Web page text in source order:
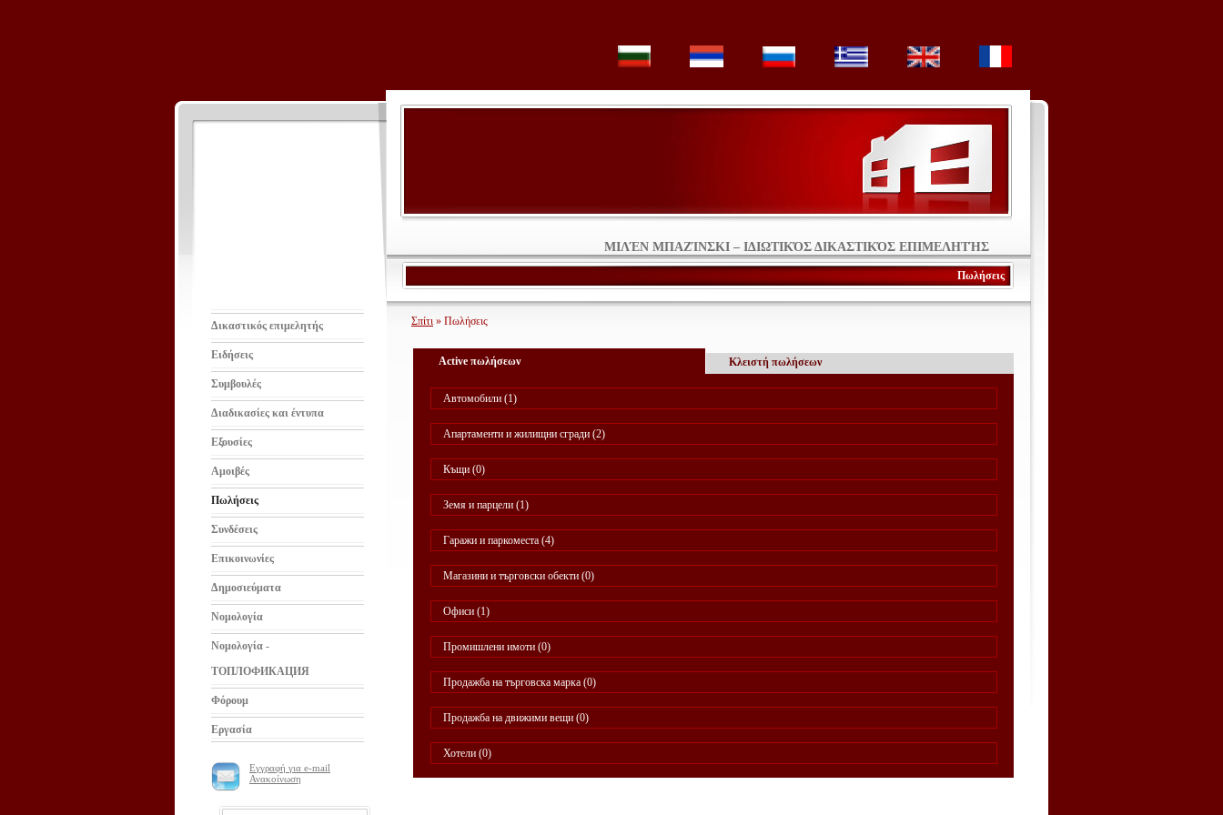
ΜΙΛΈΝ ΜΠΑΖΊΝΣΚΙ – ΙΔΙΩΤΙΚΌΣ ΔΙΚΑΣΤΙΚΌΣ ΕΠΙΜΕΛΗΤΉΣ
Δικαστικός επιμελητής
Ειδήσεις
Συμβουλές
Διαδικασίες και έντυπα
Εξουσίες
Αμοιβές
Πωλήσεις
Συνδέσεις
Επικοινωνίες
Δημοσιεύματα
Νομολογία
Νομολογία -
ТОПЛОФИКАЦИЯ
Φόρουμ
Εργασία
Εγγραφή για e-mail
Ανακοίνωση
Πωλήσεις
Σπίτι » Πωλήσεις
Active πωλήσεων Κλειστή πωλήσεων
Автомобили (1)
Апартаменти и жилищни сгради (2)
Къщи (0)
Земя и парцели (1)
Гаражи и паркоместа (4)
Магазини и търговски обекти (0)
Офиси (1)
Промишлени имоти (0)
Продажба на търговска марка (0)
Продажба на движими вещи (0)
Хотели (0)